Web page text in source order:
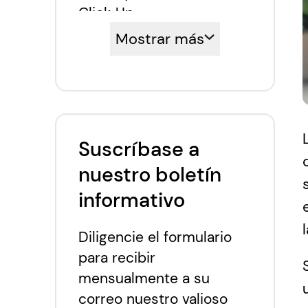
Click Up
AsanaMostrar más
Suscríbase a
nuestro boletín
informativo
Diligencie el formulario
para recibir
mensualmente a su
correo nuestro valioso